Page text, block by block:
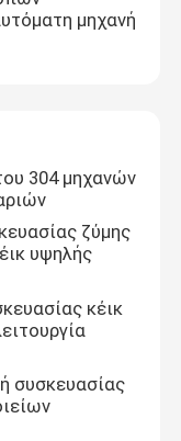
μηχανή
304 μηχανών
ζύμης
υψηλής
κέικ
συσκευασίας